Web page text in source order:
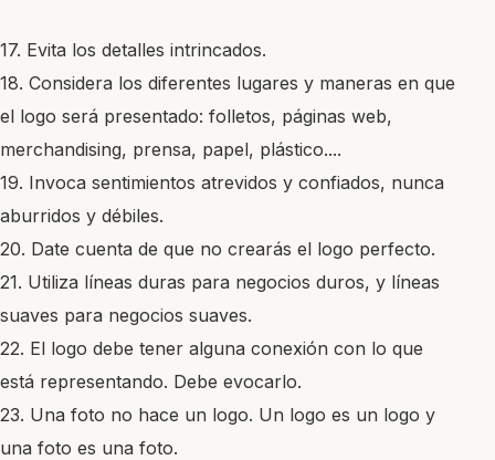
17. Evita los detalles intrincados.
18. Considera los diferentes lugares y maneras en que
el logo será presentado: folletos, páginas web,
merchandising, prensa, papel, plástico....
19. Invoca sentimientos atrevidos y confiados, nunca
aburridos y débiles.
20. Date cuenta de que no crearás el logo perfecto.
21. Utiliza líneas duras para negocios duros, y líneas
suaves para negocios suaves.
22. El logo debe tener alguna conexión con lo que
está representando. Debe evocarlo.
23. Una foto no hace un logo. Un logo es un logo y
una foto es una foto.